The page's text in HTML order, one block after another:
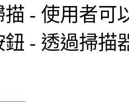
描 - 使用者可
鈕 - 透過掃描